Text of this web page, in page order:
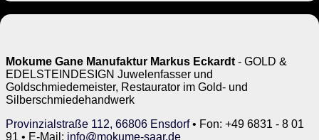
Mokume Gane Manufaktur Markus Eckardt - GOLD &
EDELSTEINDESIGN Juwelenfasser und
Goldschmiedemeister, Restaurator im Gold- und
Silberschmiedehandwerk
Provinzialstraße 112, 66806 Ensdorf• Fon: +49 6831 - 8 01
91 • E-Mail: info@mokume-saar.de